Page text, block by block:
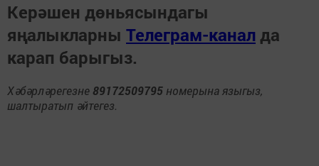
Керәшен дөньясындагы
яңалыкларны Телеграм-канал да
карап барыгыз.
Хәбәрләрегезне 89172509795 номерына языгыз,
шалтыратып әйтегез.